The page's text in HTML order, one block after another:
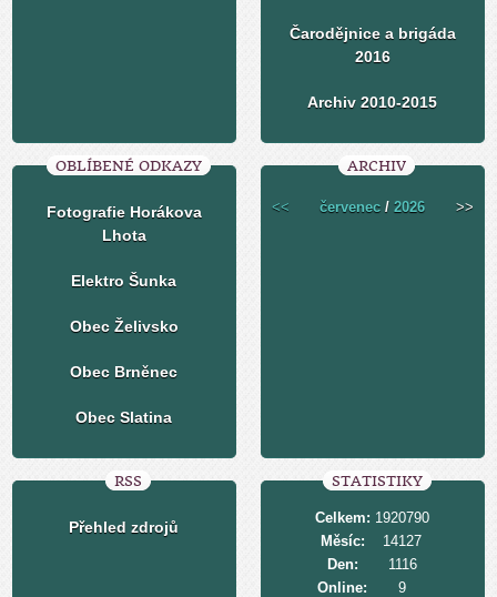
Čarodějnice a brigáda
2016
Archiv 2010-2015
OBLÍBENÉ ODKAZY
Fotografie Horákova
Lhota
Elektro Šunka
Obec Želivsko
Obec Brněnec
Obec Slatina
ARCHIV
<< červenec /2026 >>
RSS
Přehled zdrojů
STATISTIKY
Online: 9
Celkem: 1920790
Měsíc:
14127
Den:
1116